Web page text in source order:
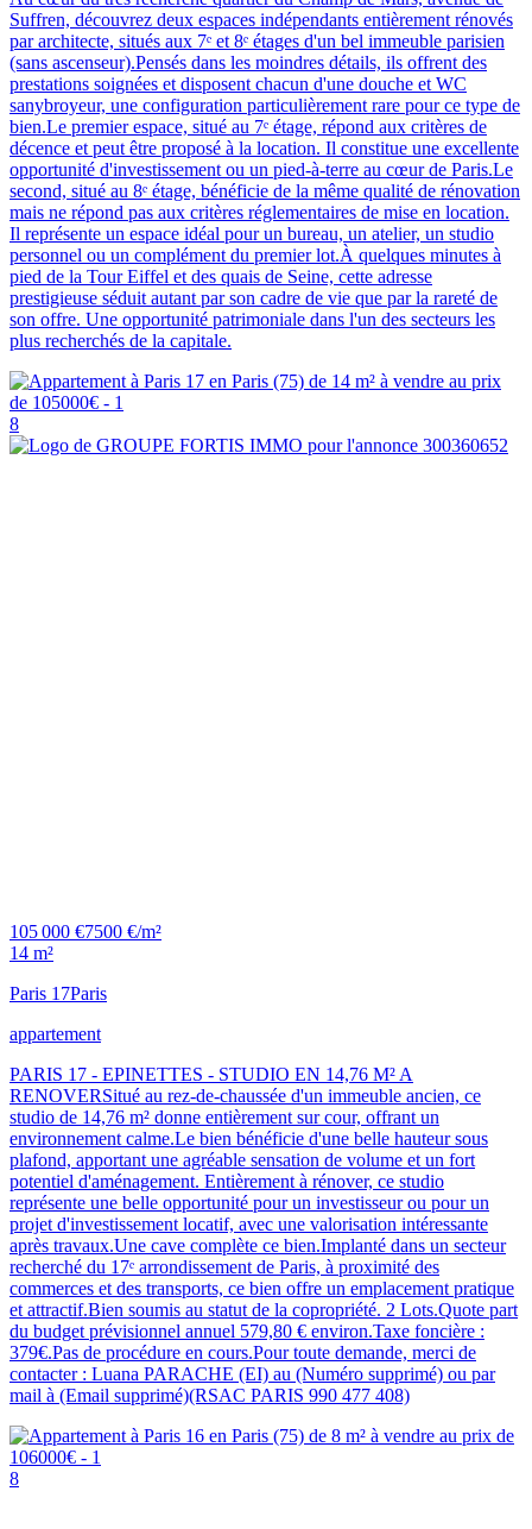
Suffren, découvrez deux espaces indépendants entièrement rénovés
par architecte, situés aux 7ᵉ et 8ᵉ étages d'un bel immeuble parisien
(sans ascenseur).Pensés dans les moindres détails, ils offrent des
prestations soignées et disposent chacun d'une douche et WC
sanybroyeur, une configuration particulièrement rare pour ce type de
bien.Le premier espace, situé au 7ᵉ étage, répond aux critères de
décence et peut être proposé à la location. Il constitue une excellente
opportunité d'investissement ou un pied-à-terre au cœur de Paris.Le
second, situé au 8ᵉ étage, bénéficie de la même qualité de rénovation
mais ne répond pas aux critères réglementaires de mise en location.
Il représente un espace idéal pour un bureau, un atelier, un studio
personnel ou un complément du premier lot.À quelques minutes à
pied de la Tour Eiffel et des quais de Seine, cette adresse
prestigieuse séduit autant par son cadre de vie que par la rareté de
son offre. Une opportunité patrimoniale dans l'un des secteurs les
plus recherchés de la capitale.
8
105 000 €7500 €/m²
14 m²
Paris 17Paris
appartement
PARIS 17 - EPINETTES - STUDIO EN 14,76 M² A
RENOVERSitué au rez-de-chaussée d'un immeuble ancien, ce
studio de 14,76 m² donne entièrement sur cour, offrant un
environnement calme.Le bien bénéficie d'une belle hauteur sous
plafond, apportant une agréable sensation de volume et un fort
potentiel d'aménagement. Entièrement à rénover, ce studio
représente une belle opportunité pour un investisseur ou pour un
projet d'investissement locatif, avec une valorisation intéressante
après travaux.Une cave complète ce bien.Implanté dans un secteur
recherché du 17ᵉ arrondissement de Paris, à proximité des
commerces et des transports, ce bien offre un emplacement pratique
et attractif.Bien soumis au statut de la copropriété. 2 Lots.Quote part
du budget prévisionnel annuel 579,80 € environ.Taxe foncière :
379€.Pas de procédure en cours.Pour toute demande, merci de
contacter : Luana PARACHE (EI) au (Numéro supprimé) ou par
mail à (Email supprimé)(RSAC PARIS 990 477 408)
8